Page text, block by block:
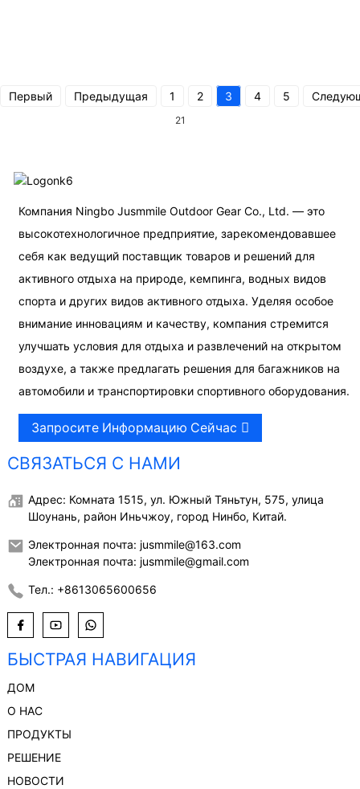
Первый Предыдущая 1 2 3 4 5
21
Компания Ningbo Jusmmile Outdoor Gear Co., Ltd. — это
высокотехнологичное предприятие, зарекомендовавшее
себя как ведущий поставщик товаров и решений для
активного отдыха на природе, кемпинга, водных видов
спорта и других видов активного отдыха. Уделяя особое
внимание инновациям и качеству, компания стремится
улучшать условия для отдыха и развлечений на открытом
воздухе, а также предлагать решения для багажников на
автомобили и транспортировки спортивного оборудования.
Запросите Информацию Сейчас
СВЯЗАТЬСЯ С НАМИ
Адрес: Комната 1515, ул. Южный Тяньтун, 575, улица
Шоунань, район Иньчжоу, город Нинбо, Китай.
Электронная почта: jusmmile@163.com
Электронная почта: jusmmile@gmail.com
Тел.: +8613065600656
БЫСТРАЯ НАВИГАЦИЯ
ДОМ
О НАС
ПРОДУКТЫ
РЕШЕНИЕ
НОВОСТИ